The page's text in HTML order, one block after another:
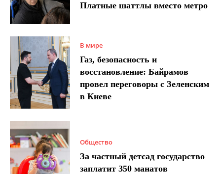
Платные шаттлы вместо метро
В мире
Газ, безопасность и
восстановление: Байрамов
провел переговоры с Зеленским
в Киеве
Общество
За частный детсад государство
заплатит 350 манатов